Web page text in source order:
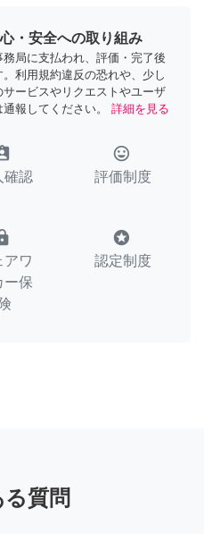
・安全への取り組み
局に支払われ、評価・完了後
利用規約違反の恐れや、少し
ービスやリクエストやユーザ
報してください。
詳細を見る
確認
tag_faces
評価制度
アワ
ー保
険
stars
認定制度
質問